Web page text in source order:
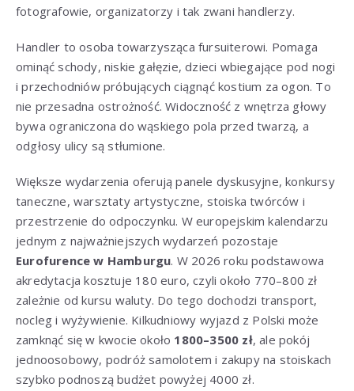
fotografowie, organizatorzy i tak zwani handlerzy.
Handler to osoba towarzysząca fursuiterowi. Pomaga
ominąć schody, niskie gałęzie, dzieci wbiegające pod nogi
i przechodniów próbujących ciągnąć kostium za ogon. To
nie przesadna ostrożność. Widoczność z wnętrza głowy
bywa ograniczona do wąskiego pola przed twarzą, a
odgłosy ulicy są stłumione.
Większe wydarzenia oferują panele dyskusyjne, konkursy
taneczne, warsztaty artystyczne, stoiska twórców i
przestrzenie do odpoczynku. W europejskim kalendarzu
jednym z najważniejszych wydarzeń pozostaje
Eurofurence w Hamburgu. W 2026 roku podstawowa
akredytacja kosztuje 180 euro, czyli około 770–800 zł
zależnie od kursu waluty. Do tego dochodzi transport,
nocleg i wyżywienie. Kilkudniowy wyjazd z Polski może
zamknąć się w kwocie około 1800–3500 zł, ale pokój
jednoosobowy, podróż samolotem i zakupy na stoiskach
szybko podnoszą budżet powyżej 4000 zł.